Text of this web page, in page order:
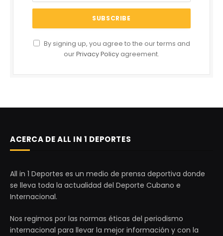
By signing up, you agree to the our terms and
ourPrivacy Policy agreement.
ACERCA DE ALL IN 1 DEPORTES
All in 1 Deportes es un medio de prensa deportiva donde
se lleva toda la actualidad del Deporte Cubano e
Internacional.
Nos regimos por las normas éticas del periodismo
internacional para llevar la mejor información y con la